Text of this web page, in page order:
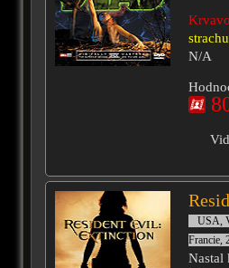
N/A
USA,
Francie,
Nastal